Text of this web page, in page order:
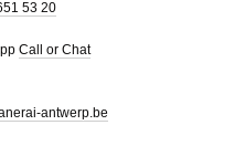
53 20
Call or Chat
antwerp.be